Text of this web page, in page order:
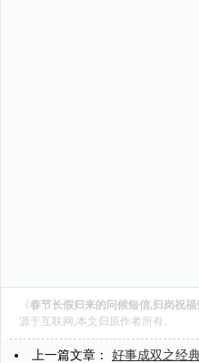
《春节长假归来的问候短信,归岗祝福
源于互联网,本文归原作者所有。
上一篇文章： 好事成双之经